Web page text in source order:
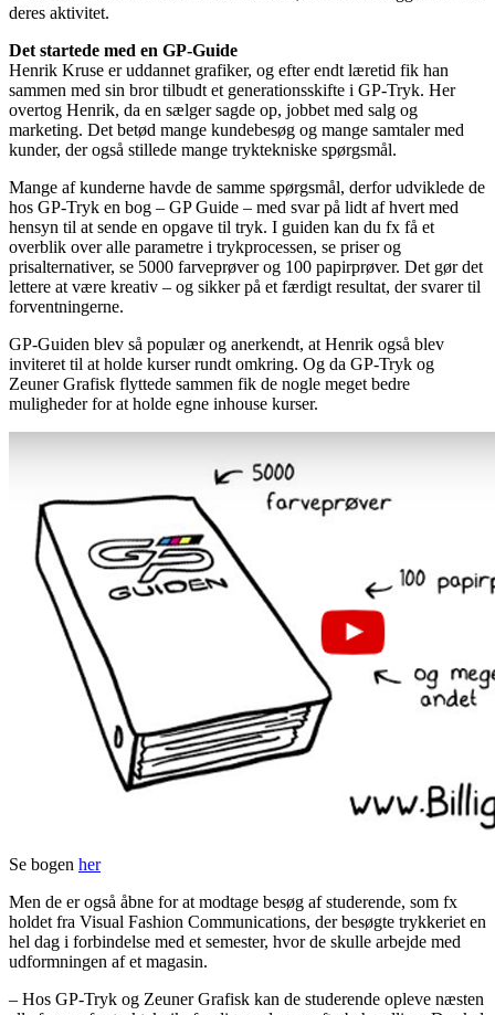
deres aktivitet.
Det startede med en GP-Guide
Henrik Kruse er uddannet grafiker, og efter endt læretid fik han
sammen med sin bror tilbudt et generationsskifte i GP-Tryk. Her
overtog Henrik, da en sælger sagde op, jobbet med salg og
marketing. Det betød mange kundebesøg og mange samtaler med
kunder, der også stillede mange tryktekniske spørgsmål.
Mange af kunderne havde de samme spørgsmål, derfor udviklede de
hos GP-Tryk en bog – GP Guide – med svar på lidt af hvert med
hensyn til at sende en opgave til tryk. I guiden kan du fx få et
overblik over alle parametre i trykprocessen, se priser og
prisalternativer, se 5000 farveprøver og 100 papirprøver. Det gør det
lettere at være kreativ – og sikker på et færdigt resultat, der svarer til
forventningerne.
GP-Guiden blev så populær og anerkendt, at Henrik også blev
inviteret til at holde kurser rundt omkring. Og da GP-Tryk og
Zeuner Grafisk flyttede sammen fik de nogle meget bedre
muligheder for at holde egne inhouse kurser.
Se bogen her
Men de er også åbne for at modtage besøg af studerende, som fx
holdet fra Visual Fashion Communications, der besøgte trykkeriet en
hel dag i forbindelse med et semester, hvor de skulle arbejde med
udformningen af et magasin.
– Hos GP-Tryk og Zeuner Grafisk kan de studerende opleve næsten